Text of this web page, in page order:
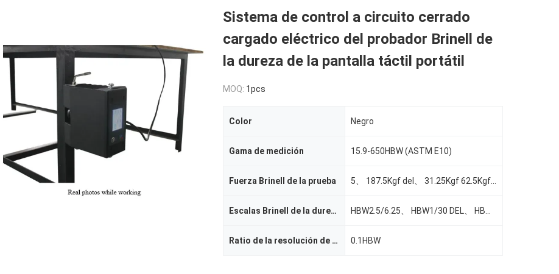
Sistema de control a circuito cerrado
cargado eléctrico del probador Brinell de
la dureza de la pantalla táctil portátil
MOQ: 1pcs
Color Negro
Gama de medición 15.9-650HBW (ASTM E10)
Fuerza Brinell de la prueba
Escalas Brinell de la dureza
Ratio de la resolución de la dureza 0.1HBW